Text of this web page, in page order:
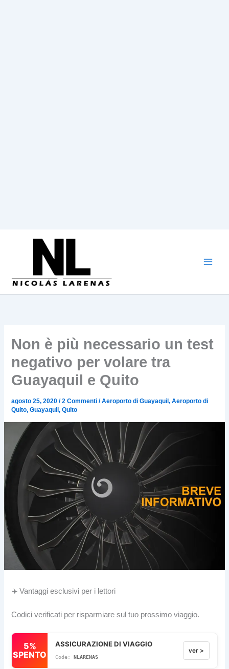
Non è più necessario un test
negativo per volare tra
Guayaquil e Quito
agosto 25, 2020/2 Commenti /Aeroporto di Guayaquil,Aeroporto di
Quito,Guayaquil,Quito
✈️ Vantaggi esclusivi per i lettori
Codici verificati per risparmiare sul tuo prossimo viaggio.
5%
SPENTO
ASSICURAZIONE DI VIAGGIO
NLARENAS
ver >